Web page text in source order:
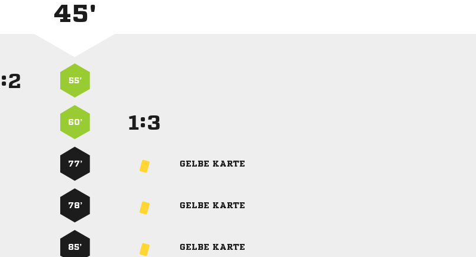
45'
: 55’
60’ :
77’ GELBE KARTE
78’ GELBE KARTE
85’ GELBE KARTE